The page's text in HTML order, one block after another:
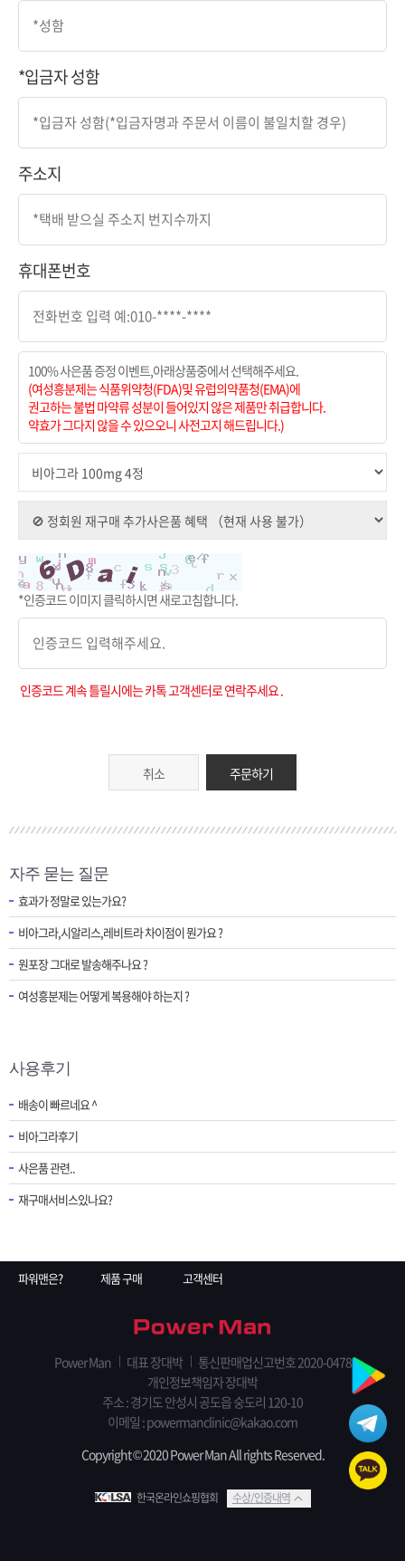
*입금자 성함
주소지
휴대폰번호
100% 사은품 증정 이벤트,아래상품중에서 선택해주세요.
(여성흥분제는 식품위약청(FDA)및 유럽의약품청(EMA)에
권고하는 불법 마약류 성분이 들어있지 않은 제품만 취급합니다.
약효가 그다지 않을 수 있으오니 사전고지 해드립니다.)
*인증코드 이미지 클릭하시면 새로고침합니다.
인증코드 계속 틀릴시에는 카톡 고객센터로 연락주세요 .
취소 주문하기
자주 묻는 질문
효과가 정말로 있는가요?
비아그라,시알리스,레비트라 차이점이 뭔가요 ?
원포장 그대로 발송해주나요 ?
여성흥분제는 어떻게 복용해야 하는지 ?
사용후기
배송이 빠르네요 ^
비아그라후기
사은품 관련..
재구매서비스있나요?
파워맨은? 제품 구매 고객센터
Power Man 대표 장대박
통신판매업신고번호 2020-0478
개인정보책임자 장대박
주소 : 경기도 안성시 공도읍 숭도리 120-10
이메일 : powermanclinic@kakao.com
Copyright © 2020 Power Man All rights Reserved.
한국온라인쇼핑협회 수상/인증내역